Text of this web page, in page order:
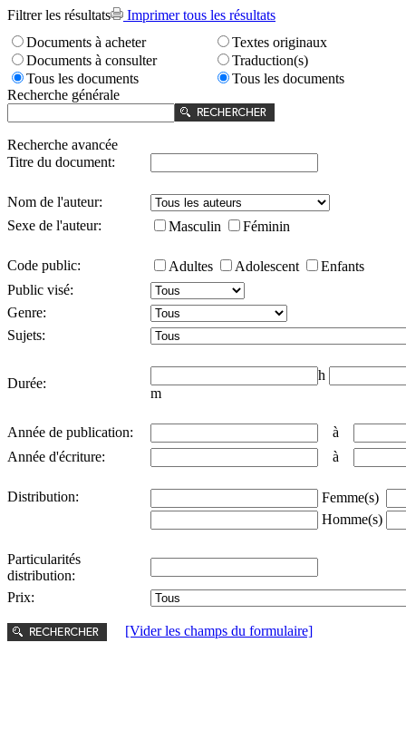
Filtrer les résultats
Imprimer tous les résultats
Documents à acheter
Documents à consulter
Tous les documents
Textes originaux
Traduction(s)
Tous les documents
Recherche générale
Recherche avancée
Titre du document:
Nom de l'auteur:
Sexe de l'auteur:
Masculin Féminin
Code public: Adultes Adolescent
Enfants
Public visé:
Genre:
Sujets:
Durée:
h
m
Année de publication:
à
Année d'écriture:
à
Distribution:
Femme(s)
Homme(s)
Particularités
distribution:
Prix:
[Vider les champs du formulaire]